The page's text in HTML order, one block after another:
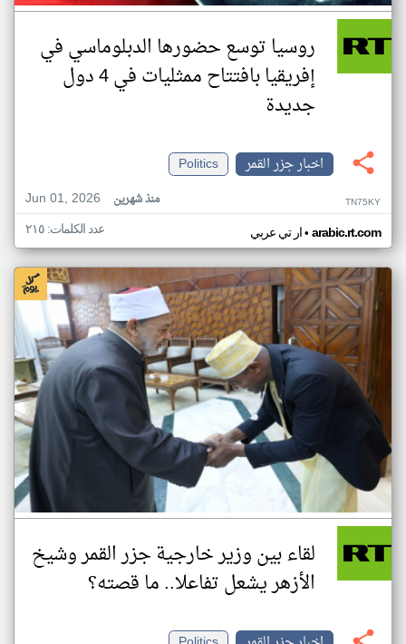
روسيا توسع حضورها الدبلوماسي في
إفريقيا بافتتاح ممثليات في 4 دول
جديدة
اخبار جزر القمر
Politics
Jun 01, 2026
منذ شهرين TN75KY
ار تي عربي• arabic.rt.com عدد الكلمات: ٢١٥
لقاء بين وزير خارجية جزر القمر وشيخ
الأزهر يشعل تفاعلا.. ما قصته؟